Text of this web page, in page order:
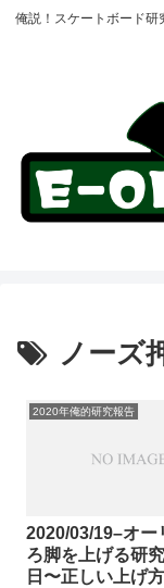
俺説！スケートボード研
ノーズ
2020年俺的研究報告
2020/03/19–オー
ろ脚を上げる研
日〜正しい上げ